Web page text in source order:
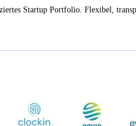
Startup Portfolio. Flexibel,